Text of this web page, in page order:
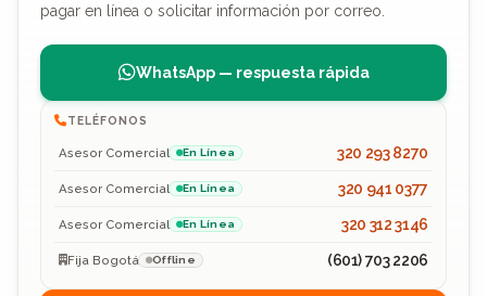
pagar en línea o solicitar información por correo.
WhatsApp — respuesta rápida
TELÉFONOS
Asesor Comercial En Línea 320 293 8270
Asesor Comercial En Línea 320 941 0377
Asesor Comercial En Línea 320 312 3146
Fija Bogotá Offline (601) 703 2206